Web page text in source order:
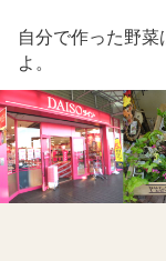
自分で作った野
よ。